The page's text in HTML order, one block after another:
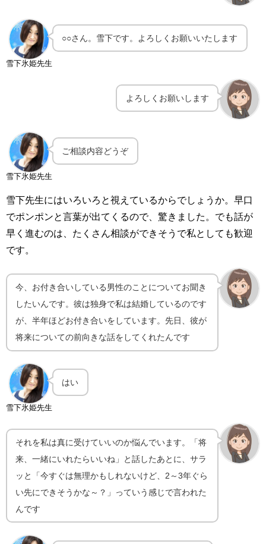
雪下氷姫先生
○○さん。雪下です。よろしくお願いいたします
よろしくお願いします
雪下氷姫先生
ご相談内容どうぞ
雪下先生にはいろいろと視えているからでしょうか。早口
でポンポンと言葉が出てくるので、驚きました。でも話が
早く進むのは、たくさん相談ができそうで私としても歓迎
です。
今、お付き合いしている男性のことについてお聞き
したいんです。彼は独身で私は結婚しているのです
が、半年ほどお付き合いをしています。先日、彼が
将来についての前向きな話をしてくれたんです
雪下氷姫先生
はい
それを私は真に受けていいのか悩んでいます。「将
来、一緒にいれたらいいね」と話したあとに、サラ
ッと「今すぐは無理かもしれないけど、2～3年ぐら
い先にできそうかな～？」っていう感じで言われた
んです